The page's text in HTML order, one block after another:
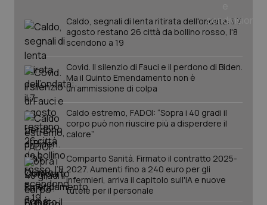
Caldo, segnali di lenta ritirata dell'ondata: il 7
agosto restano 26 città da bollino rosso, l'8
scendono a 19
Covid. Il silenzio di Fauci e il perdono di Biden.
Ma il Quinto Emendamento non è
un’ammissione di colpa
Caldo estremo, FADOI: “Sopra i 40 gradi il
corpo può non riuscire più a disperdere il
calore”
Comparto Sanità. Firmato il contratto 2025-
2027. Aumenti fino a 240 euro per gli
infermieri, arriva il capitolo sull'IA e nuove
tutele per il personale
_ga
Google LLC
.quotidianosanita.it